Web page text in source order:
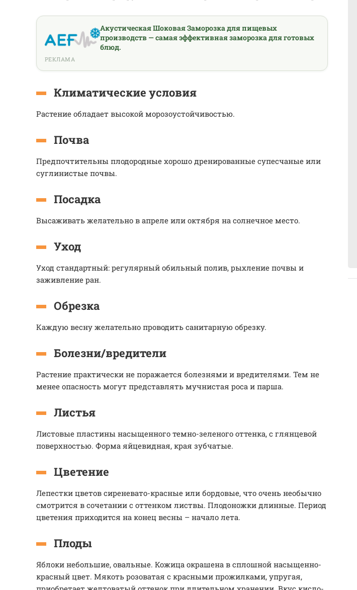
Акустическая Шоковая Заморозка для пищевых
производств — самая эффективная заморозка для готовых
блюд.
РЕКЛАМА
Климатические условия
Растение обладает высокой морозоустойчивостью.
Почва
Предпочтительны плодородные хорошо дренированные супесчаные или
суглинистые почвы.
Посадка
Высаживать желательно в апреле или октября на солнечное место.
Уход
Уход стандартный: регулярный обильный полив, рыхление почвы и
заживление ран.
Обрезка
Каждую весну желательно проводить санитарную обрезку.
Болезни/вредители
Растение практически не поражается болезнями и вредителями. Тем не
менее опасность могут представлять мучнистая роса и парша.
Листья
Листовые пластины насыщенного темно-зеленого оттенка, с глянцевой
поверхностью. Форма яйцевидная, края зубчатые.
Цветение
Лепестки цветов сиреневато-красные или бордовые, что очень необычно
смотрится в сочетании с оттенком листвы. Плодоножки длинные. Период
цветения приходится на конец весны – начало лета.
Плоды
Яблоки небольшие, овальные. Кожица окрашена в сплошной насыщенно-
красный цвет. Мякоть розоватая с красными прожилками, упругая,